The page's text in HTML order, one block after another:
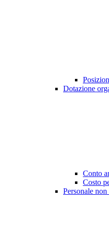
Dotazione
Conto
Costo
Personale